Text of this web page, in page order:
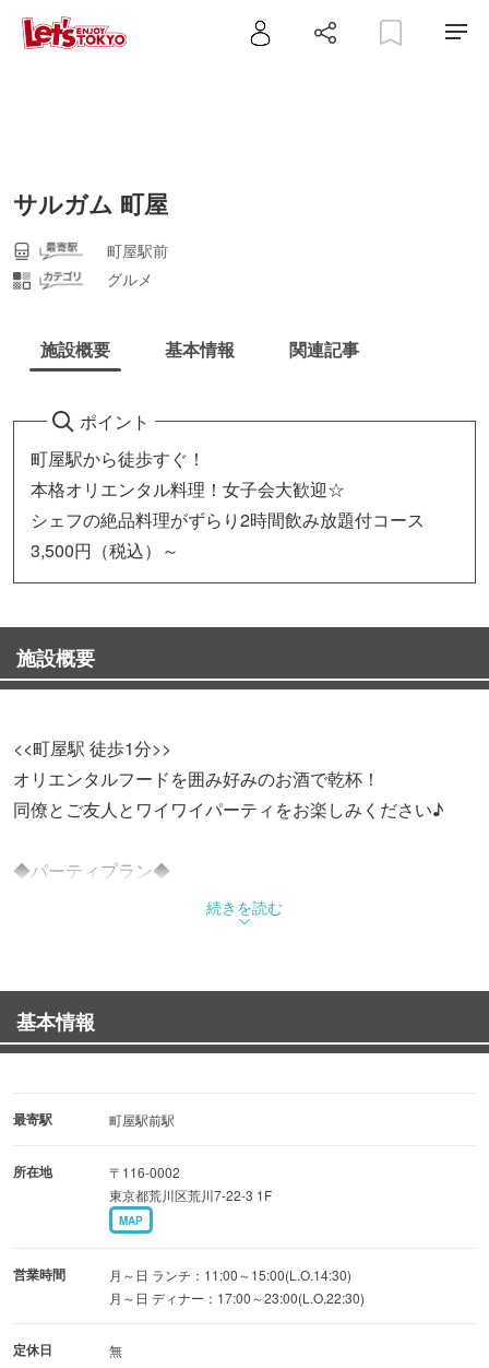
サルガム 町屋
町屋駅前
グルメ
施設概要 基本情報 関連記事
ポイント
町屋駅から徒歩すぐ！
本格オリエンタル料理！女子会大歓迎☆
シェフの絶品料理がずらり2時間飲み放題付コース
3,500円（税込）～
施設概要
<<町屋駅 徒歩1分>>
オリエンタルフードを囲み好みのお酒で乾杯！
同僚とご友人とワイワイパーティをお楽しみください♪
◆パーティプラン◆
2時間飲み放題付きコース 3,500円（税込）～！ドリンク
◆インドワインやオリジナル焼酎◆
50種類以上あるドリンクメニューは、サルガムオリジナル
女性に人気のラッシー、あんずサワーなどソフトドリン
◆多彩なアラカルト◆
21種のカレー、ネパール風焼鳥チキンセクワ、ビールにピ
ッタリのマサラパパドなど
ネパール、インドで修業したシェフが作る75種類のこだわ
続きを読む
基本情報
最寄駅 町屋駅前駅
所在地
〒116-0002
東京都荒川区荒川7-22-3 1F
MAP
営業時間
月～日 ランチ：11:00～15:00(L.O.14:30)
月～日 ディナー：17:00～23:00(L.O.22:30)
定休日 無